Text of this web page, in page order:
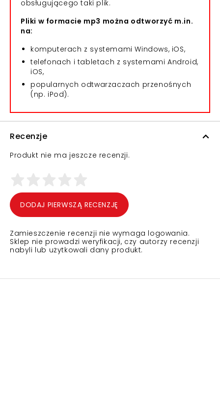
obsługującego taki plik.
Pliki w formacie mp3 można odtworzyć m.in.
na:
komputerach z systemami Windows, iOS,
telefonach i tabletach z systemami Android,
iOS,
popularnych odtwarzaczach przenośnych
(np. iPod).
Recenzje
Produkt nie ma jeszcze recenzji.
DODAJ PIERWSZĄ RECENZJĘ
Zamieszczenie recenzji nie wymaga logowania.
Sklep nie prowadzi weryfikacji, czy autorzy recenzji
nabyli lub użytkowali dany produkt.